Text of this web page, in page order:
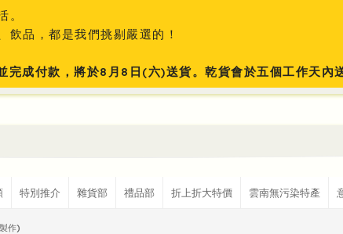
。
飲品，都是我們挑剔嚴選的！
成付款，將於8月8日(六)送貨。乾貨會於五個工作天內送
特別推介 雜貨部 禮品部 折上折大特價 雲南無污染特產
作)